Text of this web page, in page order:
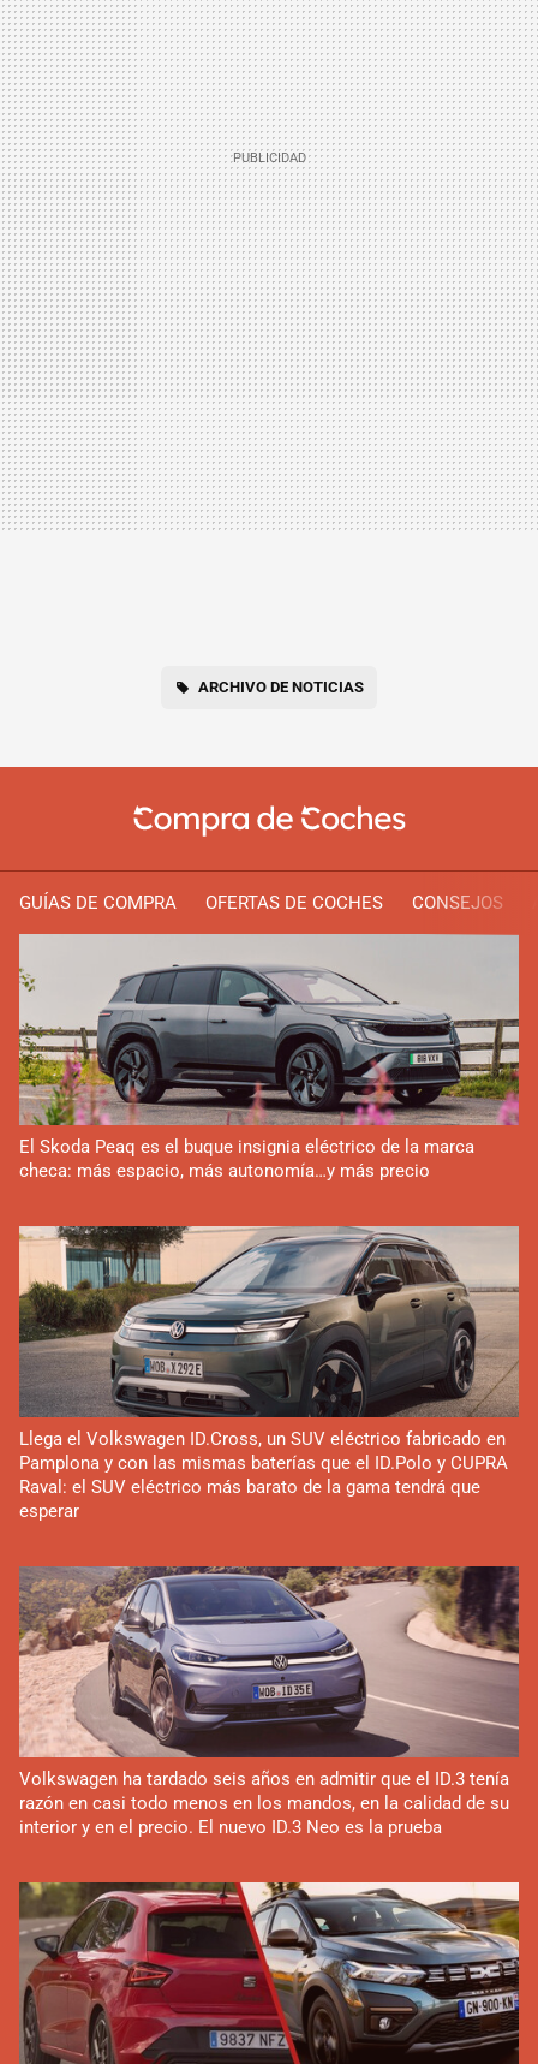
ARCHIVO DE NOTICIAS
GUÍAS DE COMPRA OFERTAS DE COCHES CONSEJOS
El Skoda Peaq es el buque insignia eléctrico de la marca
checa: más espacio, más autonomía…y más precio
Llega el Volkswagen ID.Cross, un SUV eléctrico fabricado en
Pamplona y con las mismas baterías que el ID.Polo y CUPRA
Raval: el SUV eléctrico más barato de la gama tendrá que
esperar
Volkswagen ha tardado seis años en admitir que el ID.3 tenía
razón en casi todo menos en los mandos, en la calidad de su
interior y en el precio. El nuevo ID.3 Neo es la prueba